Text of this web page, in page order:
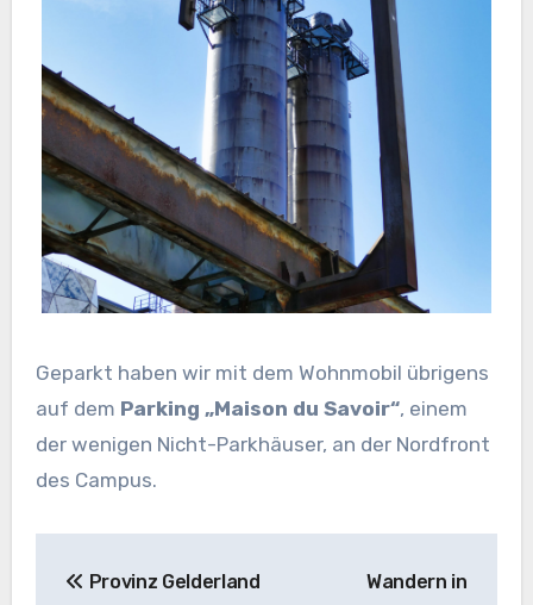
Geparkt haben wir mit dem Wohnmobil übrigens
auf dem Parking „Maison du Savoir“, einem
der wenigen Nicht-Parkhäuser, an der Nordfront
des Campus.
Provinz Gelderland
Wandern in